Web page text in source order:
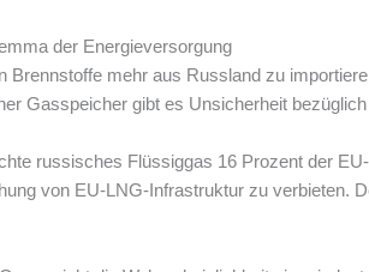
der Energieversorgung
Brennstoffe mehr aus Russland zu
Gasspeicher gibt es Unsicherheit
russisches Flüssiggas 16 Prozent der
von EU-LNG-Infrastruktur zu verbieten.